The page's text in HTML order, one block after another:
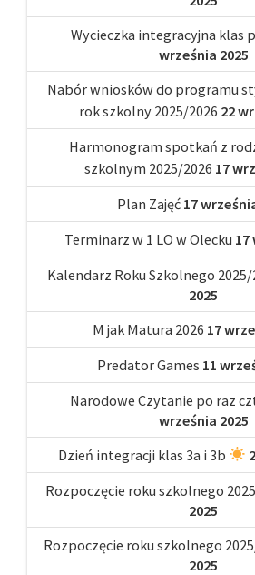
Wycieczka integracyjna klas
września 2025
Nabór wniosków do programu
rok szkolny 2025/2026 22
Harmonogram spotkań z
szkolnym 2025/2026 17
Plan Zajęć 17
Terminarz w 1 LO w Olecku 17
Kalendarz Roku Szkolnego 2025/
2025
M jak Matura 2026 17
Predator Games 11
Narodowe Czytanie po raz
września 2025
Dzień integracji klas 3a i 3b
Rozpoczęcie roku szkolnego
2025
Rozpoczęcie roku szkolnego
2025